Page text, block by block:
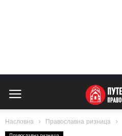
Насловна Православна ризница